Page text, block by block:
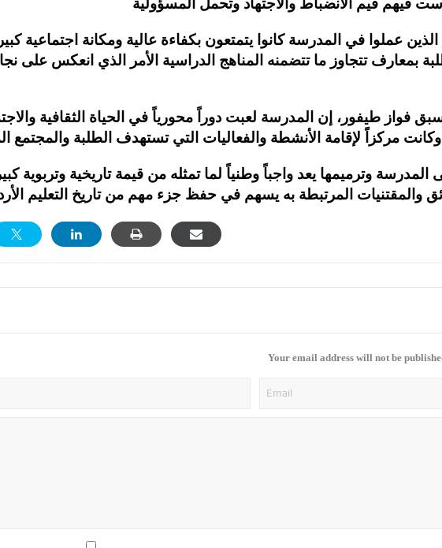
عملوا في المدرسة كانوا يتمتعون بكفاءة عالية ومكانة اجتماعية
بمعارف تتجاوز ما تتضمنه المناهج الدراسية الأمر الذي انعكس على
فواز طيفور، إن المدرسة لعبت دوراً محورياً في الحياة الثقافية
وترميمها يعد واجباً وطنياً لما تمثله من قيمة تاريخية وتربوية
Your email address will not be